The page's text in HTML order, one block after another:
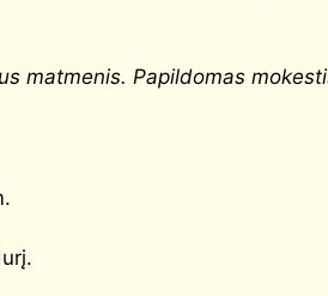
matmenis. Papildomas